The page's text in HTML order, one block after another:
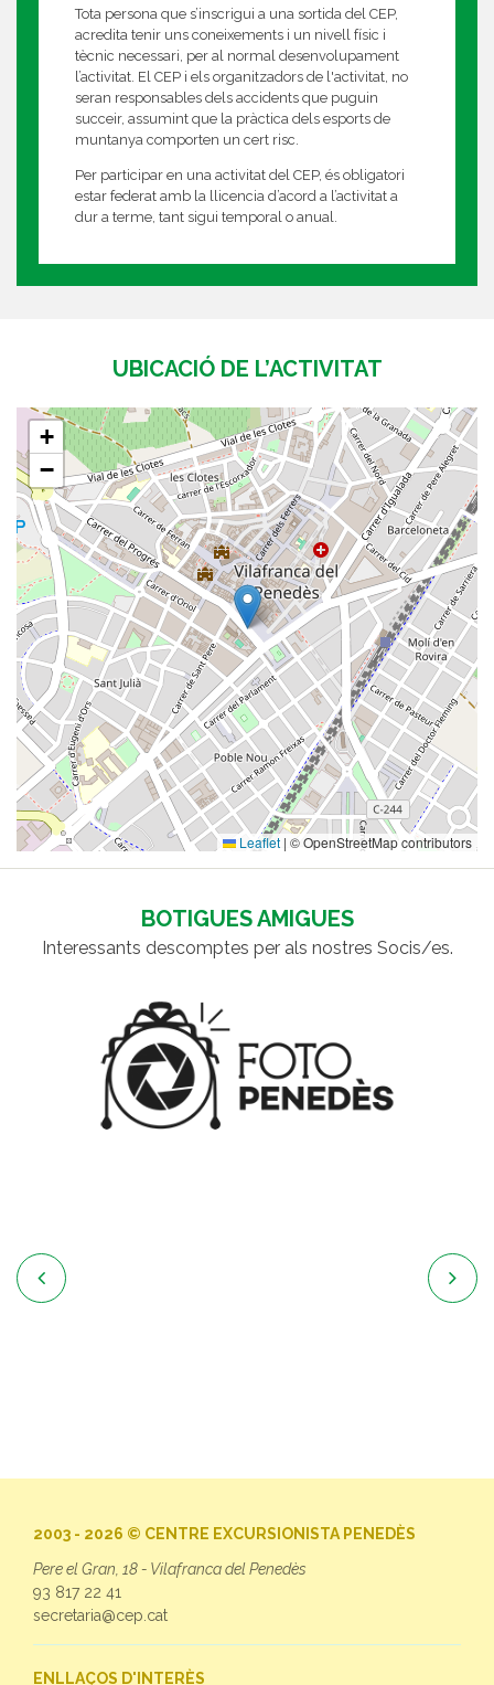
Tota persona que s’inscrigui a una sortida del CEP,
acredita tenir uns coneixements i un nivell físic i
tècnic necessari, per al normal desenvolupament
l’activitat. El CEP i els organitzadors de l'activitat, no
seran responsables dels accidents que puguin
succeir, assumint que la pràctica dels esports de
muntanya comporten un cert risc.
Per participar en una activitat del CEP, és obligatori
estar federat amb la llicencia d’acord a l’activitat a
dur a terme, tant sigui temporal o anual.
UBICACIÓ DE L’ACTIVITAT
+
−
Leaflet | © OpenStreetMap contributors
BOTIGUES AMIGUES
Interessants descomptes per als nostres Socis/es.
 
2003 - 2026 © CENTRE EXCURSIONISTA PENEDÈS
Pere el Gran, 18 - Vilafranca del Penedès
93 817 22 41
secretaria@cep.cat
ENLLAÇOS D'INTERÈS